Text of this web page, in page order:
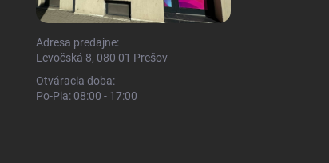
Adresa predajne:
Levočská 8, 080 01 Prešov
Otváracia doba:
Po-Pia: 08:00 - 17:00